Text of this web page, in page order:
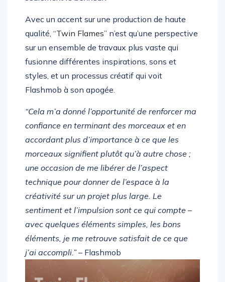
Avec un accent sur une production de haute
qualité,“Twin Flames”n’est qu’une perspective
sur un ensemble de travaux plus vaste qui
fusionne différentes inspirations, sons et
styles, et un processus créatif qui voit
“Cela m’a donné l’opportunité de renforcer ma
confiance en terminant des morceaux et en
accordant plus d’importance à ce que les
morceaux signifient plutôt qu’à autre chose ;
une occasion de me libérer de l’aspect
technique pour donner de l’espace à la
créativité sur un projet plus large. Le
sentiment et l’impulsion sont ce qui compte –
avec quelques éléments simples, les bons
éléments, je me retrouve satisfait de ce que
– Flashmob